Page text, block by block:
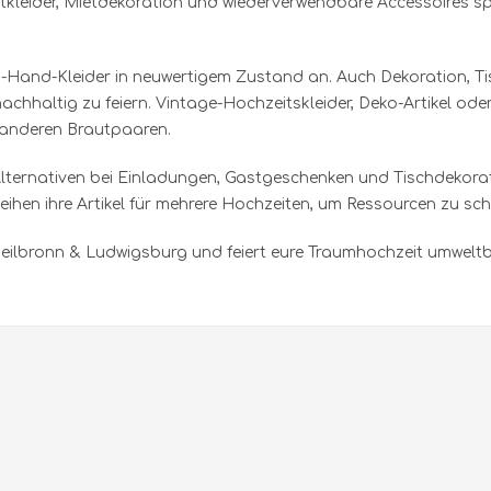
Accessoires Hochzeitsgeschenke &
Second Hand & Verleih
Kleider in neuwertigem Zustand an. Auch Dekoration,
zu feiern. Vintage-Hochzeitskleider, Deko-Artikel
Brautpaaren.
bei Einladungen, Gastgeschenken und
ihre Artikel für mehrere Hochzeiten, um Ressourcen zu
& Ludwigsburg und feiert eure Traumhochzeit